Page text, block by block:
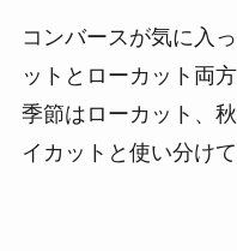
コンバースが気に入
ットとローカット両
季節はローカット、
イカットと使い分け